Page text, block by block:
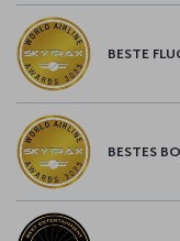
BESTE
BESTES